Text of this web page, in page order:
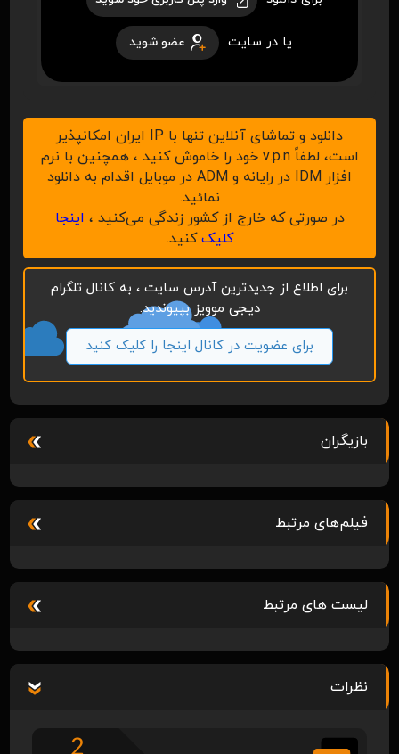
یا در سایت عضو شوید
دانلود و تماشای آنلاین تنها با IP ایران امکانپذیر
است، لطفاً v.p.n خود را خاموش کنید ، همچنین با نرم
افزار IDM در رایانه و ADM در موبایل اقدام به دانلود
نمائید.
در صورتی که خارج از کشور زندگی می‌کنید ، اینجا
کلیککنید.
برای اطلاع از جدیدترین آدرس سایت ، به کانال تلگرام
دیجی موویز بپیوندید.
برای عضویت در کانال اینجا را کلیک کنید
بازیگران
فیلم‌های مرتبط
لیست های مرتبط
نظرات
2